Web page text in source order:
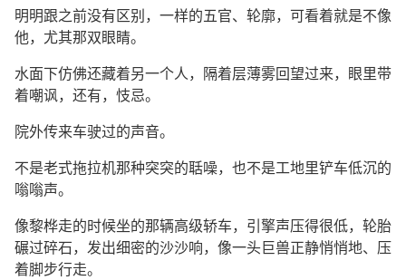
明明跟之前没有区别，一样的五官、轮廓，可看着就是不像
他，尤其那双眼睛。
水面下仿佛还藏着另一个人，隔着层薄雾回望过来，眼里带
着嘲讽，还有，忮忌。
院外传来车驶过的声音。
不是老式拖拉机那种突突的聒噪，也不是工地里铲车低沉的
嗡嗡声。
像黎桦走的时候坐的那辆高级轿车，引擎声压得很低，轮胎
碾过碎石，发出细密的沙沙响，像一头巨兽正静悄悄地、压
着脚步行走。